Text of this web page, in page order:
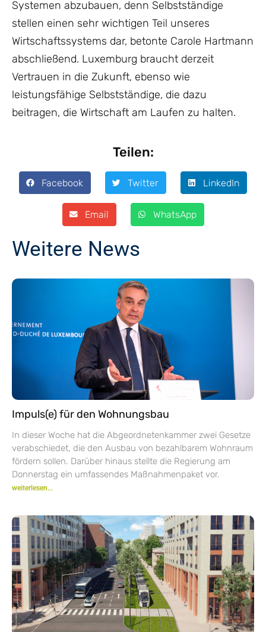
Systemen abzubauen, denn Selbstständige
stellen einen sehr wichtigen Teil unseres
Wirtschaftssystems dar, betonte Carole Hartmann
abschließend. Luxemburg braucht derzeit
Vertrauen in die Zukunft, ebenso wie
leistungsfähige Selbstständige, die dazu
beitragen, die Wirtschaft am Laufen zu halten.
Teilen:
Facebook Twitter LinkedIn
Email WhatsApp
Weitere News
Impuls(e) für den Wohnungsbau
In dieser Woche hat die Abgeordnetenkammer zwei Gesetze
verabschiedet, die den Ausbau von bezahlbarem Wohnraum
fördern sollen. Darüber hinaus stellte die Regierung am
Donnerstag ein umfassendes Maßnahmenpaket vor.
weiterlesen...